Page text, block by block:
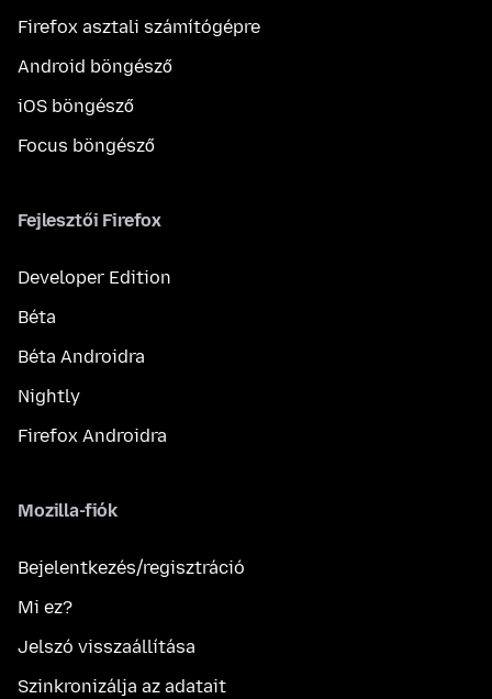
Firefox asztali számítógépre
Android böngésző
iOS böngésző
Focus böngésző
Fejlesztői Firefox
Developer Edition
Béta
Béta Androidra
Nightly
Firefox Androidra
Mozilla-fiók
Bejelentkezés/regisztráció
Mi ez?
Jelszó visszaállítása
Szinkronizálja az adatait